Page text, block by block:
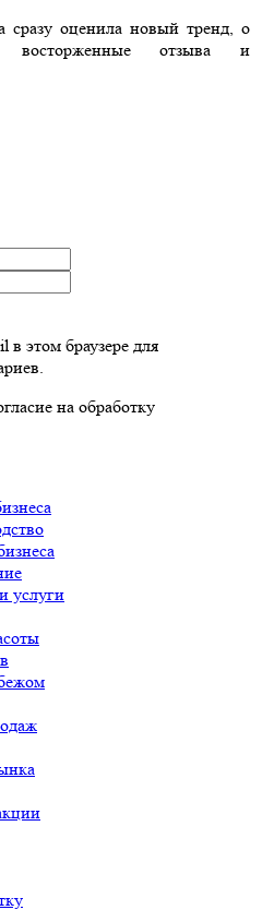
сразу оценила новый тренд, о
восторженные отзыва и
этом браузере для
на обработку
услуги